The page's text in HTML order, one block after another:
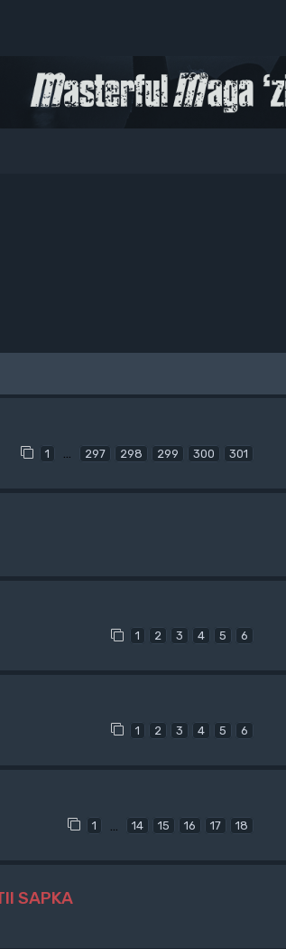
1 … 297 298 299 300 301
1 2 3 4 5 6
1 2 3 4 5 6
1 14 15 16 17 18
SAPKA